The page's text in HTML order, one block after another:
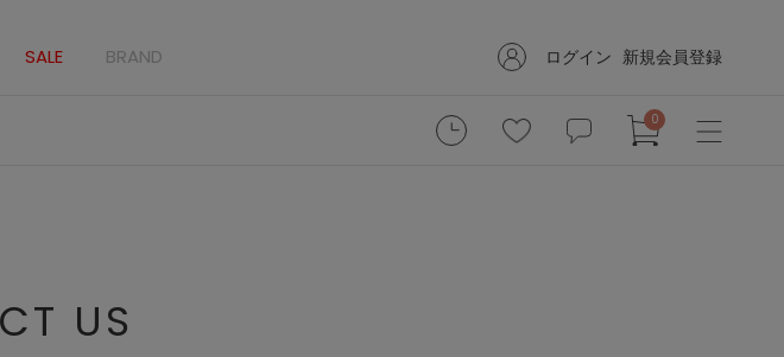
SALE BRAND ログイン 新規会員登録
0
US